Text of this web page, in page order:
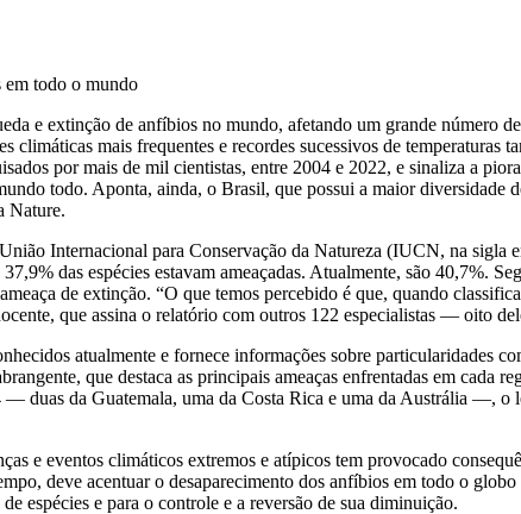
em todo o mundo
e extinção de anfíbios no mundo, afetando um grande número
mais frequentes e recordes sucessivos de temperaturas
por mais de mil cientistas, entre 2004 e 2022, e sinaliza a
todo. Aponta, ainda, o Brasil, que possui a maior diversidade
Nature.
Internacional para Conservação da Natureza (IUCN, na sigla
das espécies estavam ameaçadas. Atualmente, são 40,7%.
de extinção. “O que temos percebido é que, quando
que assina o relatório com outros 122 especialistas — oito
atualmente e fornece informações sobre particularidades
que destaca as principais ameaças enfrentadas em cada
duas da Guatemala, uma da Costa Rica e uma da Austrália —,
e eventos climáticos extremos e atípicos tem provocado
deve acentuar o desaparecimento dos anfíbios em todo o
espécies e para o controle e a reversão de sua diminuição.